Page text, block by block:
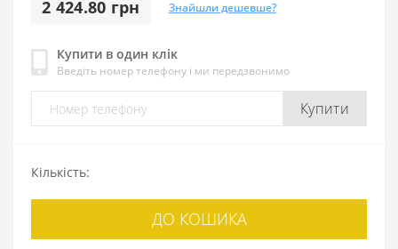
2 424.80 грн Знайшли дешевше?
Купити в один клік
Введіть номер телефону і ми передзвонимо
Купити
Кількість:
ДО КОШИКА